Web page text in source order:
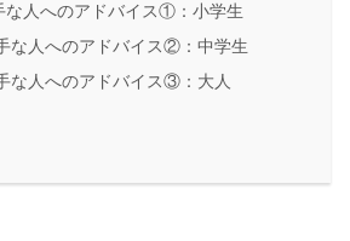
な人へのアドバイス①：小学生
な人へのアドバイス②：中学生
な人へのアドバイス③：大人